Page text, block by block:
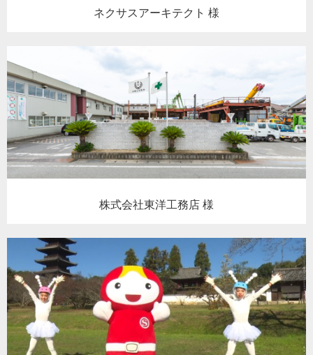
ネクサスアーキテクト 様
株式会社東洋工務店 様